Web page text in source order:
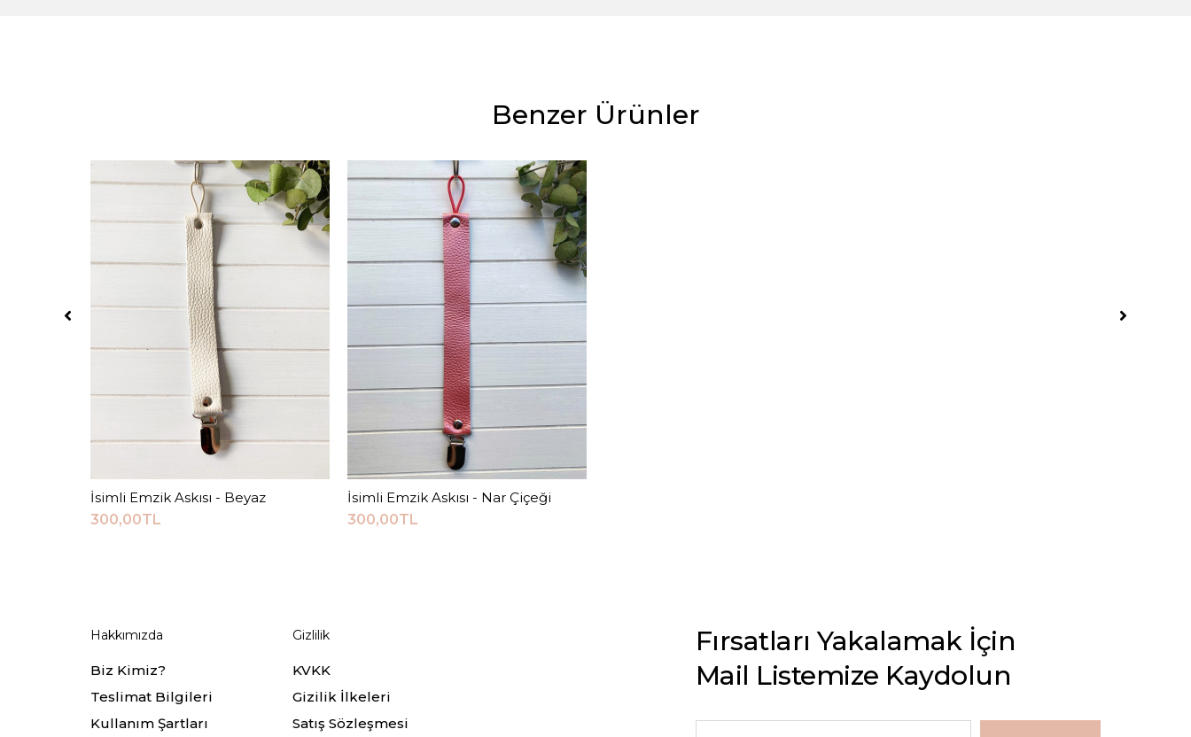
Benzer Ürünler
Sepete Ekle
İsimli Emzik Askısı - Beyaz
300,00TL
Sepete Ekle
İsimli Emzik Askısı - Nar Çiçeği
300,00TL
Hakkımızda
Biz Kimiz?
Teslimat Bilgileri
Kullanım Şartları
Gizlilik
KVKK
Gizilik İlkeleri
Satış Sözleşmesi
Fırsatları Yakalamak İçin
Mail Listemize Kaydolun